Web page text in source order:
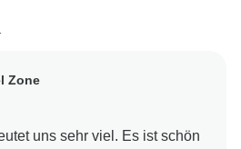
Zone
uns sehr viel. Es ist schön